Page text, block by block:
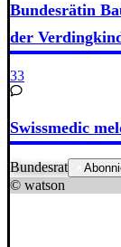
Bundesrätin
der
33
Swissmedic
Bundesrat
© watson